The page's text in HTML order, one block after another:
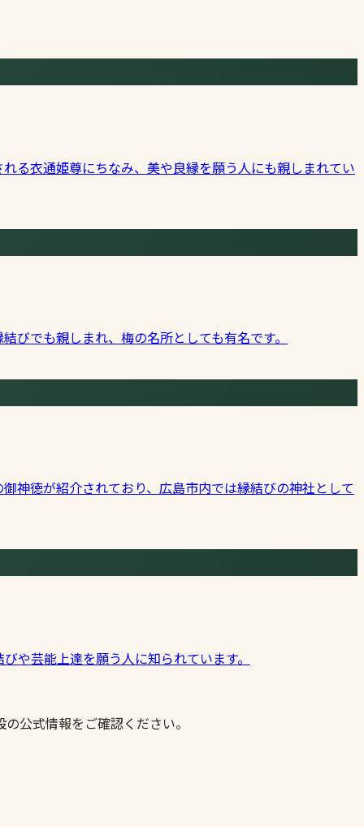
る衣通姫尊にちなみ、美や良縁を願う人にも親しまれてい
びでも親しまれ、梅の名所としても有名です。
神徳が紹介されており、広島市内では縁結びの神社として
や芸能上達を願う人に知られています。
公式情報をご確認ください。